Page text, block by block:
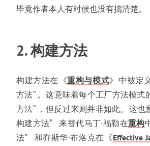
毕竟作者本人有时候也没有搞清楚。
2. 构建方法
构建方法在 《重构与模式》 中被定
方法 。 这意味着每个工厂方法模式
方法
但反过来则并非如此。 这也
构建方法 来替代马丁·福勒在重构
法
和乔斯华·布洛克在 《Effective